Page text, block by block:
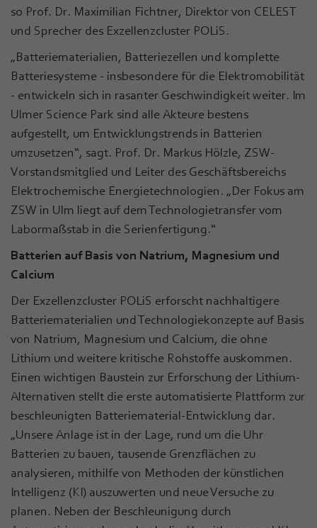
so Prof. Dr. Maximilian Fichtner, Direktor von CELEST
und Sprecher des Exzellenzcluster POLiS.
„Batteriematerialien, Batteriezellen und komplette
Batteriesysteme - insbesondere für die Elektromobilität
- entwickeln sich in rasanter Geschwindigkeit weiter. Im
Ulmer Science Park sind alle Akteure bestens
aufgestellt, um Entwicklungstrends in Batterien
umzusetzen“, sagt. Prof. Dr. Markus Hölzle, ZSW-
Vorstandsmitglied und Leiter des Geschäftsbereichs
Elektrochemische Energietechnologien. „Der Fokus am
ZSW in Ulm liegt auf dem Technologietransfer vom
Labormaßstab in die Serienfertigung.“
Batterien auf Basis von Natrium, Magnesium und
Calcium
Der Exzellenzcluster POLiS erforscht nachhaltigere
Batteriematerialien und Technologiekonzepte auf Basis
von Natrium, Magnesium und Calcium, die ohne
Lithium und weitere kritische Rohstoffe auskommen.
Einen wichtigen Baustein zur Erforschung der Lithium-
Alternativen stellt die erste automatisierte Plattform zur
beschleunigten Batteriematerial-Entwicklung dar.
„Unsere Anlage ist in der Lage, rund um die Uhr
Batterien zu bauen, tausende Grenzflächen zu
analysieren, mithilfe von Methoden der künstlichen
Intelligenz (KI) auszuwerten und neue Versuche zu
planen. Neben der Beschleunigung durch